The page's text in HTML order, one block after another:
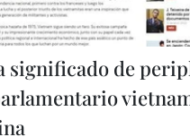
significado de